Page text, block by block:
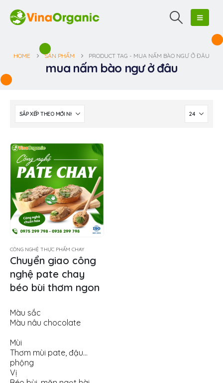
HOME SẢN PHẨM PRODUCT TAG - MUA NẤM BÀO NGƯ Ở ĐÂU
mua nấm bào ngư ở đâu
CÔNG NGHỆ THỰC PHẨM CHAY
Chuyển giao công
nghệ pate chay
béo bùi thơm ngon
Màu sắc
Màu nâu chocolate
Mùi
Thơm mùi pate, đậu
phộng
Vị